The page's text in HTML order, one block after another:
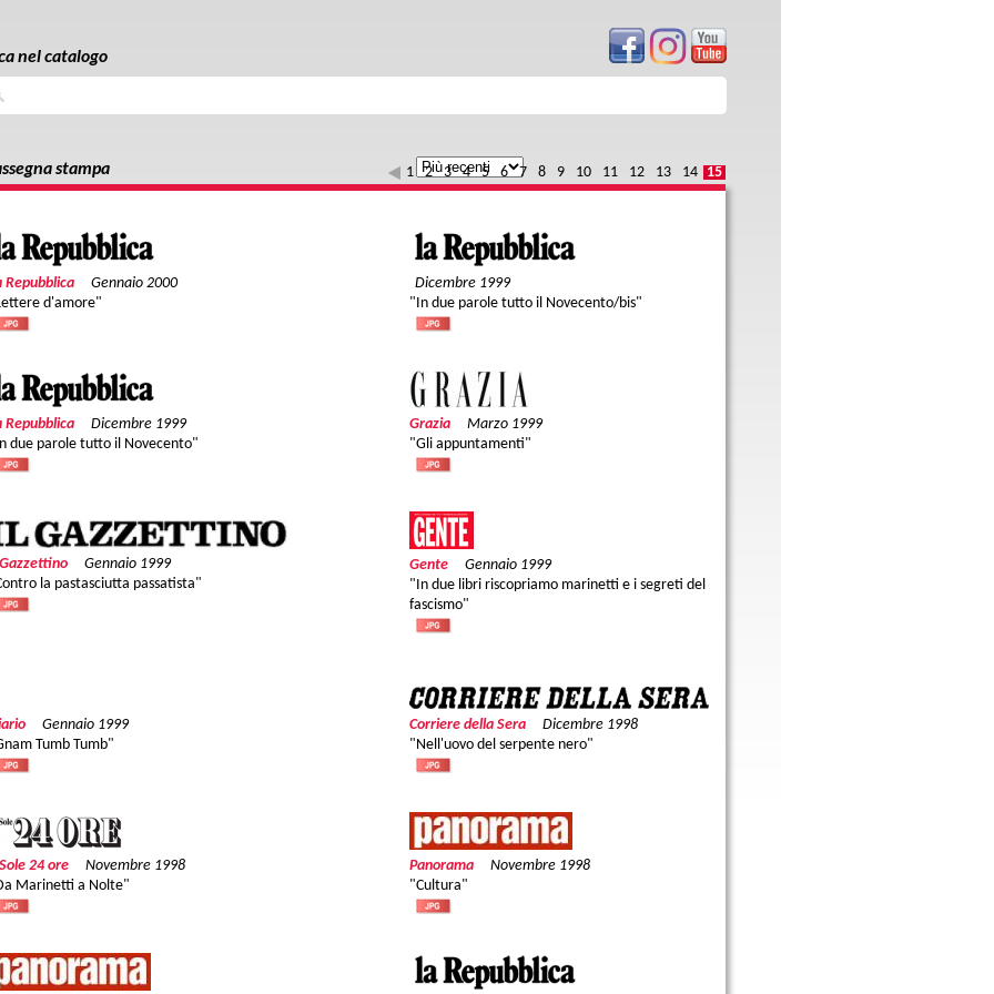
nel catalogo
stampa
Repubblica
Gennaio 2000
d'amore"
Dicembre 1999
"In due parole tutto il Novecento/bis"
Repubblica
Dicembre 1999
due parole tutto il Novecento"
Grazia
Marzo 1999
"Gli appuntamenti"
Gennaio 1999
la pastasciutta passatista"
Gente
Gennaio 1999
"In due libri riscopriamo marinetti e i segreti del
fascismo"
Gennaio 1999
Tumb Tumb"
Corriere della Sera
Dicembre 1998
"Nell'uovo del serpente nero"
24 ore
Novembre 1998
Marinetti a Nolte"
Panorama
Novembre 1998
"Cultura"
1 2 3 4 5 6 7 8 9 10 11 12 13 14 15